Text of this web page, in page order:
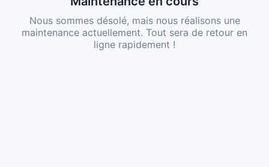
Nous sommes désolé, mais nous réalisons une
maintenance actuellement. Tout sera de retour en
ligne rapidement !